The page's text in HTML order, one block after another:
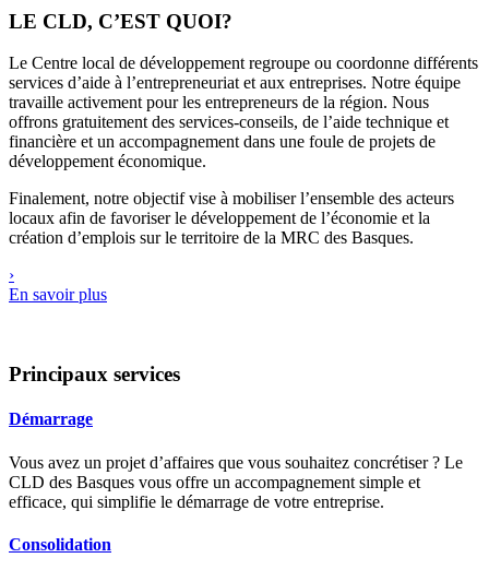
LE CLD, C’EST QUOI?
Le Centre local de développement regroupe ou coordonne différents
services d’aide à l’entrepreneuriat et aux entreprises. Notre équipe
travaille activement pour les entrepreneurs de la région. Nous
offrons gratuitement des services-conseils, de l’aide technique et
financière et un accompagnement dans une foule de projets de
développement économique.
Finalement, notre objectif vise à mobiliser l’ensemble des acteurs
locaux afin de favoriser le développement de l’économie et la
création d’emplois sur le territoire de la MRC des Basques.
›
En savoir plus
Principaux services
Démarrage
Vous avez un projet d’affaires que vous souhaitez concrétiser ? Le
CLD des Basques vous offre un accompagnement simple et
efficace, qui simplifie le démarrage de votre entreprise.
Consolidation